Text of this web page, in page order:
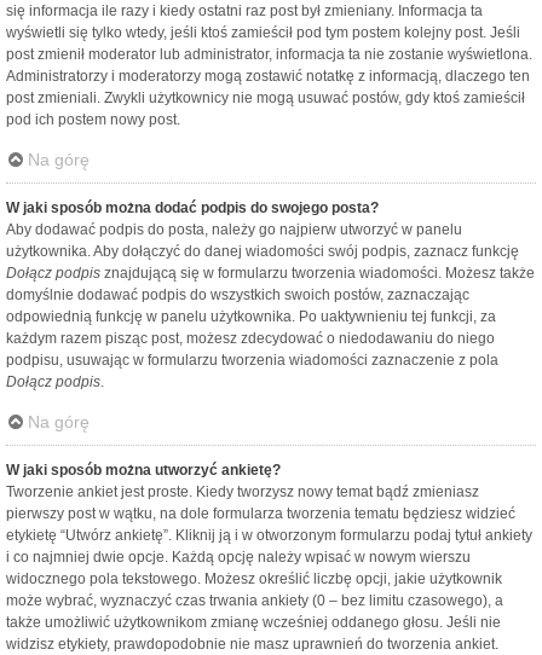
się informacja ile razy i kiedy ostatni raz post był zmieniany. Informacja ta
wyświetli się tylko wtedy, jeśli ktoś zamieścił pod tym postem kolejny post. Jeśli
post zmienił moderator lub administrator, informacja ta nie zostanie wyświetlona.
Administratorzy i moderatorzy mogą zostawić notatkę z informacją, dlaczego ten
post zmieniali. Zwykli użytkownicy nie mogą usuwać postów, gdy ktoś zamieścił
pod ich postem nowy post.
Na górę
W jaki sposób można dodać podpis do swojego posta?
Aby dodawać podpis do posta, należy go najpierw utworzyć w panelu
użytkownika. Aby dołączyć do danej wiadomości swój podpis, zaznacz funkcję
Dołącz podpis znajdującą się w formularzu tworzenia wiadomości. Możesz także
domyślnie dodawać podpis do wszystkich swoich postów, zaznaczając
odpowiednią funkcję w panelu użytkownika. Po uaktywnieniu tej funkcji, za
każdym razem pisząc post, możesz zdecydować o niedodawaniu do niego
podpisu, usuwając w formularzu tworzenia wiadomości zaznaczenie z pola
Dołącz podpis.
Na górę
W jaki sposób można utworzyć ankietę?
Tworzenie ankiet jest proste. Kiedy tworzysz nowy temat bądź zmieniasz
pierwszy post w wątku, na dole formularza tworzenia tematu będziesz widzieć
etykietę “Utwórz ankietę”. Kliknij ją i w otworzonym formularzu podaj tytuł ankiety
i co najmniej dwie opcje. Każdą opcję należy wpisać w nowym wierszu
widocznego pola tekstowego. Możesz określić liczbę opcji, jakie użytkownik
może wybrać, wyznaczyć czas trwania ankiety (0 – bez limitu czasowego), a
także umożliwić użytkownikom zmianę wcześniej oddanego głosu. Jeśli nie
widzisz etykiety, prawdopodobnie nie masz uprawnień do tworzenia ankiet.